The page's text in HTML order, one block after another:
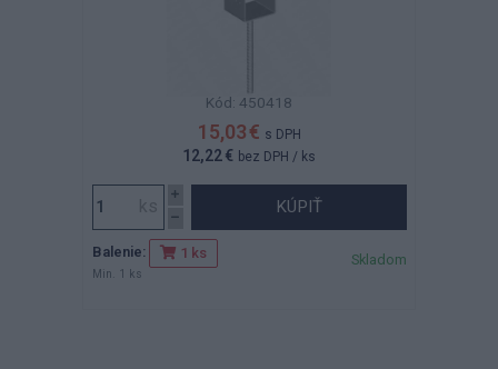
Kód: 450418
15,03 € s DPH
12,22 € bez DPH / ks
KÚPIŤ
Balenie: 1 ks
Min. 1 ks
Skladom